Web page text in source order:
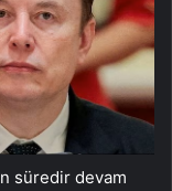
süredir devam